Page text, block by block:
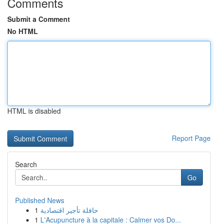
Submit a Comment
No HTML
HTML is disabled
Report Page
Search
Go
Published News
1 حافلة تأجير اقتصادية
1 L'Acupuncture à la capitale : Calmer vos Do...